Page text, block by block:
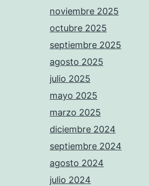
noviembre 2025
octubre 2025
septiembre 2025
agosto 2025
julio 2025
mayo 2025
marzo 2025
diciembre 2024
septiembre 2024
agosto 2024
julio 2024